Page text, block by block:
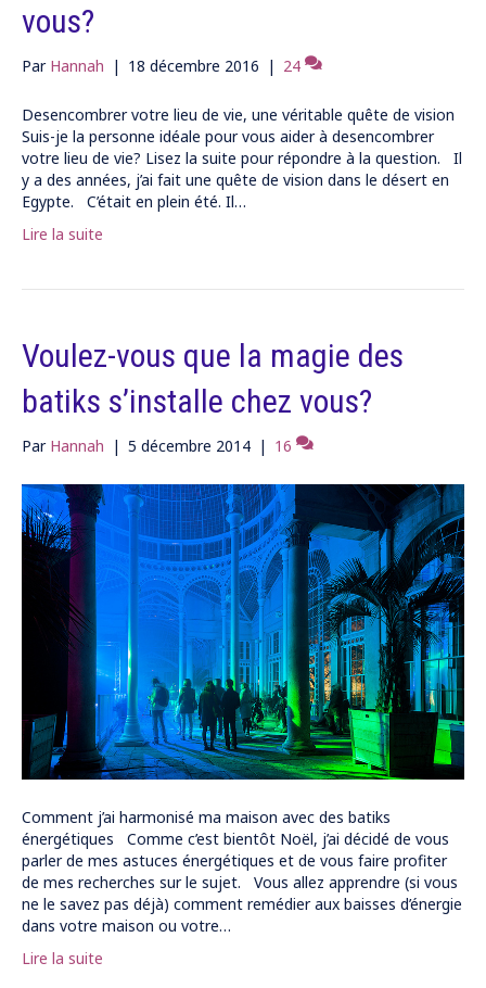
vous?
Par Hannah | 18 décembre 2016 | 24
Desencombrer votre lieu de vie, une véritable quête de vision
Suis-je la personne idéale pour vous aider à desencombrer
votre lieu de vie? Lisez la suite pour répondre à la question. Il
y a des années, j’ai fait une quête de vision dans le désert en
Egypte. C’était en plein été. Il…
Lire la suite
Voulez-vous que la magie des
batiks s’installe chez vous?
Par Hannah | 5 décembre 2014 | 16
Comment j’ai harmonisé ma maison avec des batiks
énergétiques Comme c’est bientôt Noël, j’ai décidé de vous
parler de mes astuces énergétiques et de vous faire profiter
de mes recherches sur le sujet. Vous allez apprendre (si vous
ne le savez pas déjà) comment remédier aux baisses d’énergie
dans votre maison ou votre…
Lire la suite